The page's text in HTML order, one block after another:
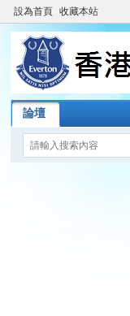
設為首頁 收藏本站
論壇